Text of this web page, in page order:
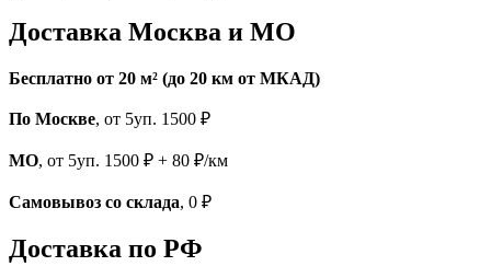
Доставка Москва и МО
Бесплатно от 20 м² (до 20 км от МКАД)
По Москве, от 5уп. 1500 ₽
МО, от 5уп. 1500 ₽ + 80 ₽/км
Самовывоз со склада, 0 ₽
Доставка по РФ